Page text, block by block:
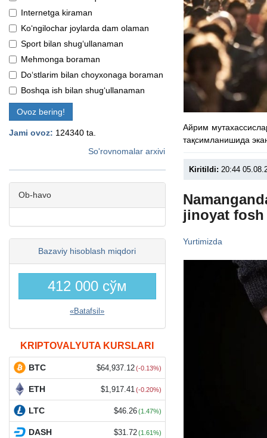
Internetga kiraman
Ko‘ngilochar joylarda dam olaman
Sport bilan shug‘ullanaman
Mehmonga boraman
Do‘stlarim bilan choyxonaga boraman
Boshqa ish bilan shug‘ullanaman
Ovoz bering!
Jami ovoz: 124340 ta.
So'rovnomalar arxivi
Ob-havo
Bazaviy hisoblash miqdori
412 000 сўм
«Batafsil»
KRIPTOVALYUTA KURSLARI
BTC $64,937.12 (-0.13%)
ETH $1,917.41 (-0.20%)
LTC $46.26 (1.47%)
DASH $31.72 (1.61%)
Айрим
тақсимланишида
Kiritildi: 20:44
jinoyat fosh
Yurtimizda